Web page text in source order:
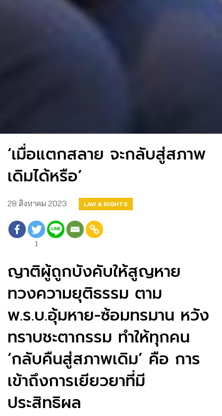
‘เมื่อแตกสลาย จะกลับสู่สภาพ
เดิมได้หรือ’
28 สิงหาคม 2023 LAW & RIGHTS
1
ญาติผู้ถูกบังคับให้สูญหาย
ทวงความยุติธรรม ตาม
พ.ร.บ.อุ้มหาย-ซ้อมทรมาน หวัง
ทราบชะตากรรม ทำให้ทุกคน
‘กลับคืนสู่สภาพเดิม’ คือ การ
เข้าถึงการเยียวยาที่มี
ประสิทธิผล